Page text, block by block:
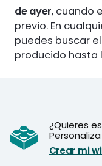
de ayer, cuando
previo. En
puedes buscar
producido hasta
¿Quieres
Crear mi